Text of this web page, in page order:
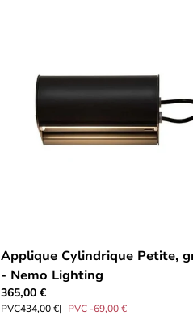
Applique Cylindrique Petite,
- Nemo Lighting
365,00 €
PVC434,00 € PVC -69,00 €